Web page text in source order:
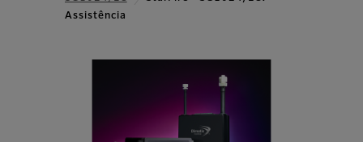
Assistência